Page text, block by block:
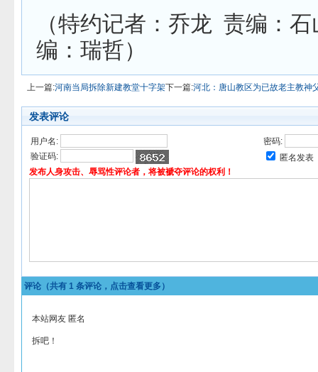
（特约记者：乔龙 责编：
编：瑞哲）
上一篇:河南当局拆除新建教堂十字架下一篇:河北：唐山教区为已故老主教神
发表评论
用户名:
密码:
验证码:
匿名发表
发布人身攻击、辱骂性评论者，将被褫夺评论的权利！
评论（共有 1 条评论，点击查看更多）
本站网友 匿名
拆吧！